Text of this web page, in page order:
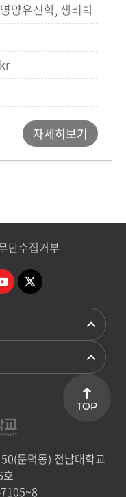
양유전학, 생리학
발
자세히보기
단수집거부
둔덕동) 전남대학교
TOP